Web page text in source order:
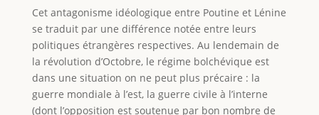
Cet antagonisme idéologique entre Poutine et Lénine
se traduit par une différence notée entre leurs
politiques étrangères respectives. Au lendemain de
la révolution d’Octobre, le régime bolchévique est
dans une situation on ne peut plus précaire : la
guerre mondiale à l’est, la guerre civile à l’interne
(dont l’opposition est soutenue par bon nombre de